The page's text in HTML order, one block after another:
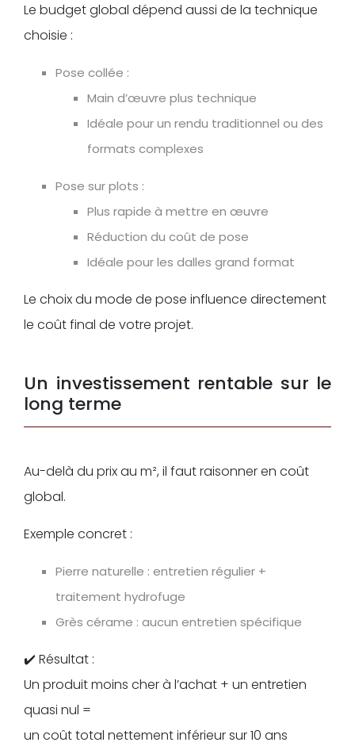
Le budget global dépend aussi de la technique
choisie :
Pose collée :
Main d’œuvre plus technique
Idéale pour un rendu traditionnel ou des
formats complexes
Pose sur plots :
Plus rapide à mettre en œuvre
Réduction du coût de pose
Idéale pour les dalles grand format
Le choix du mode de pose influence directement
le coût final de votre projet.
Un investissement rentable sur le
long terme
Au-delà du prix au m², il faut raisonner en coût
global.
Exemple concret :
Pierre naturelle : entretien régulier +
traitement hydrofuge
Grès cérame : aucun entretien spécifique
✔️ Résultat :
Un produit moins cher à l’achat + un entretien
quasi nul =
un coût total nettement inférieur sur 10 ans